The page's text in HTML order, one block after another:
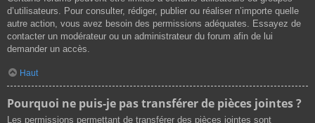
d’utilisateurs. Pour consulter, rédiger, publier ou réaliser n’importe quelle
autre action, vous avez besoin des permissions adéquates. Essayez de
contacter un modérateur ou un administrateur du forum afin de lui
demander un accès.
Haut
Pourquoi ne puis-je pas transférer de pièces jointes ?
Les permissions permettant de transférer des pièces jointes sont